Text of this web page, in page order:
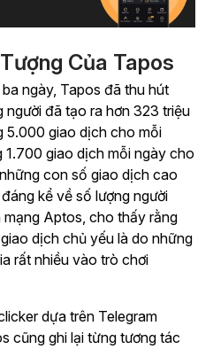
Của Tapos
ngày, Tapos đã thu hút
đã tạo ra hơn 323 triệu
5.000 giao dịch cho mỗi
1.700 giao dịch mỗi ngày cho
con số giao dịch cao
kể về số lượng người
Aptos, cho thấy rằng
dịch chủ yếu là do những
rất nhiều vào trò chơi
dựa trên Telegram
cũng ghi lại từng tương tác